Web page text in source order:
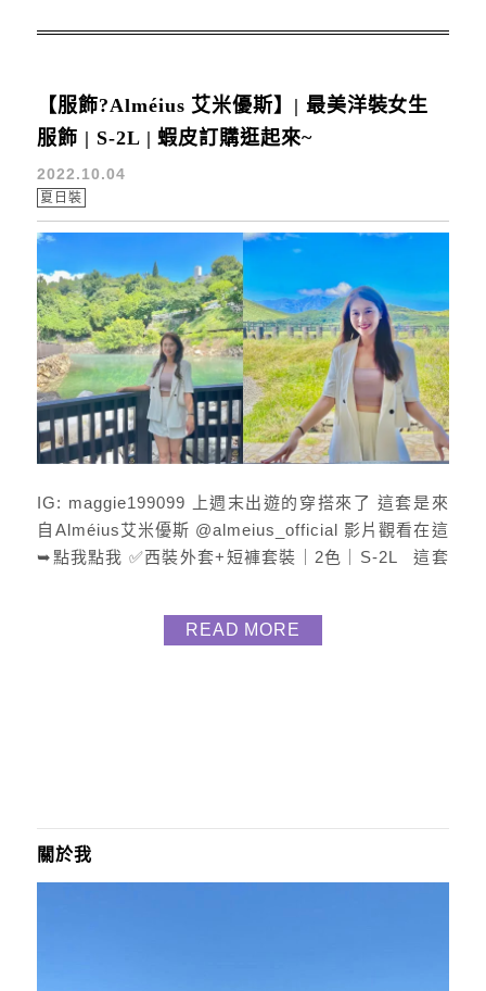
【服飾?Alméius 艾米優斯】| 最美洋裝女生
服飾 | S-2L | 蝦皮訂購逛起來~
2022.10.04
夏日裝
IG: maggie199099 上週末出遊的穿搭來了 這套是來
自Alméius艾米優斯 @almeius_official 影片觀看在這
➥點我點我 ✅西裝外套+短褲套裝｜2色｜S-2L 這套
一定磅數的布料 西裝外套有墊肩 讓整體更立挺有朝氣
西裝短褲鬆緊式 版型顯瘦且舒適透氣 ✅粗肩墊可拆小
READ MORE
關於我